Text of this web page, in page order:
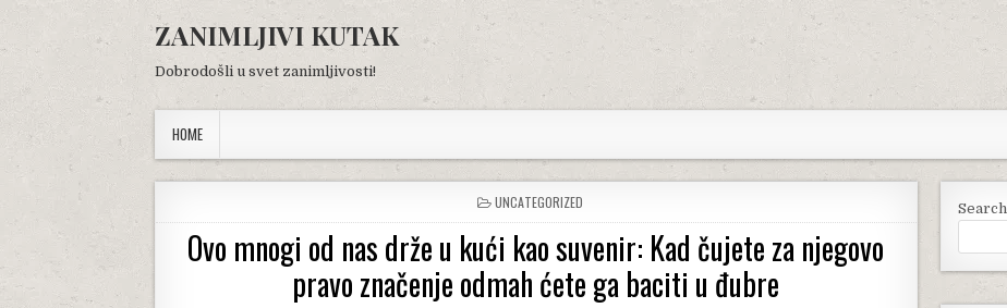
content
ZANIMLJIVI KUTAK
Dobrodošli u svet zanimljivosti!
HOME
POSTED
IN
UNCATEGORIZED
Ovo mnogi od nas drže u kući kao suvenir: Kad čujete za njegovo
pravo značenje odmah ćete ga baciti u đubre
Search